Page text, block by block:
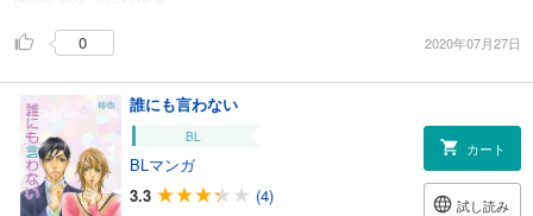
0 2020年07月27日
誰にも言わない
BL
BLマンガ
3.3
(4)
カート
試し読み